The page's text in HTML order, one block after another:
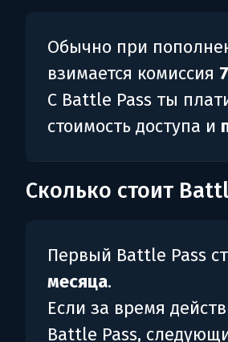
Обычно при
взимается комиссия
С Battle Pass ты
стоимость доступа и
Сколько стоит
Первый Battle Pass
месяца.
Если за время
Battle Pass,